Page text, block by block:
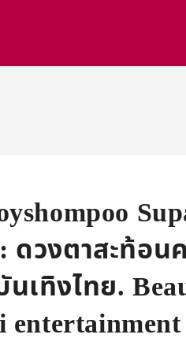
วงตาสะท้อน
นเทิงไทย.
entertainment